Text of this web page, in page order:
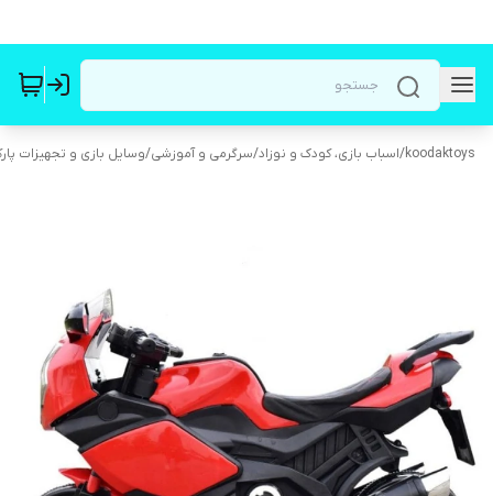
koodaktoys
/اسباب بازی، کودک و نوزاد/سرگرمی و آموزشی/وسایل بازی و تجهیزات